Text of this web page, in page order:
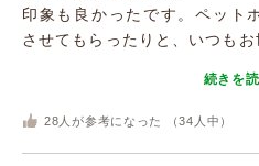
印象も良かったです。ペット
させてもらったりと、いつもお
続きを
28 人が参考になった （34 人中）